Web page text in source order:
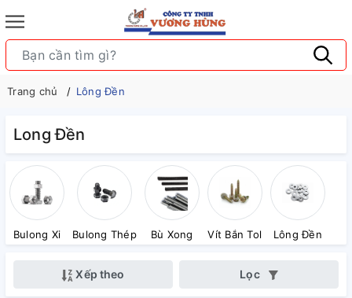
Trang chủ Lông Đền
Long Đền
Bulong Xi Bulong Thép Bù Xong Vít Bắn Tol Lông Đền
Xếp theo Lọc